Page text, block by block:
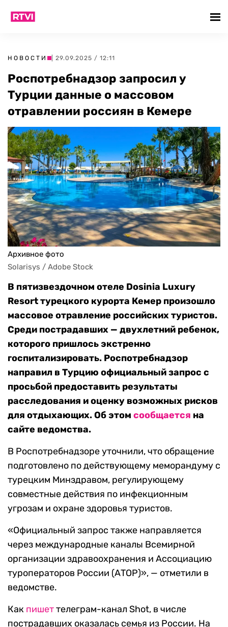
НОВОСТИ | 29.09.2025 / 12:11
Роспотребнадзор запросил у
Турции данные о массовом
отравлении россиян в Кемере
Архивное фото
Solarisys / Adobe Stock
В пятизвездочном отеле Dosinia Luxury
Resort турецкого курорта Кемер произошло
массовое отравление российских туристов.
Среди пострадавших — двухлетний ребенок,
которого пришлось экстренно
госпитализировать. Роспотребнадзор
направил в Турцию официальный запрос с
просьбой предоставить результаты
расследования и оценку возможных рисков
для отдыхающих. Об этом сообщается на
сайте ведомства.
В Роспотребнадзоре уточнили, что обращение
подготовлено по действующему меморандуму с
турецким Минздравом, регулирующему
совместные действия по инфекционным
угрозам и охране здоровья туристов.
«Официальный запрос также направляется
через международные каналы Всемирной
организации здравоохранения и Ассоциацию
туроператоров России (АТОР)», — отметили в
ведомстве.
Как пишеттелеграм-канал Shot, в числе
пострадавших оказалась семья из России. На